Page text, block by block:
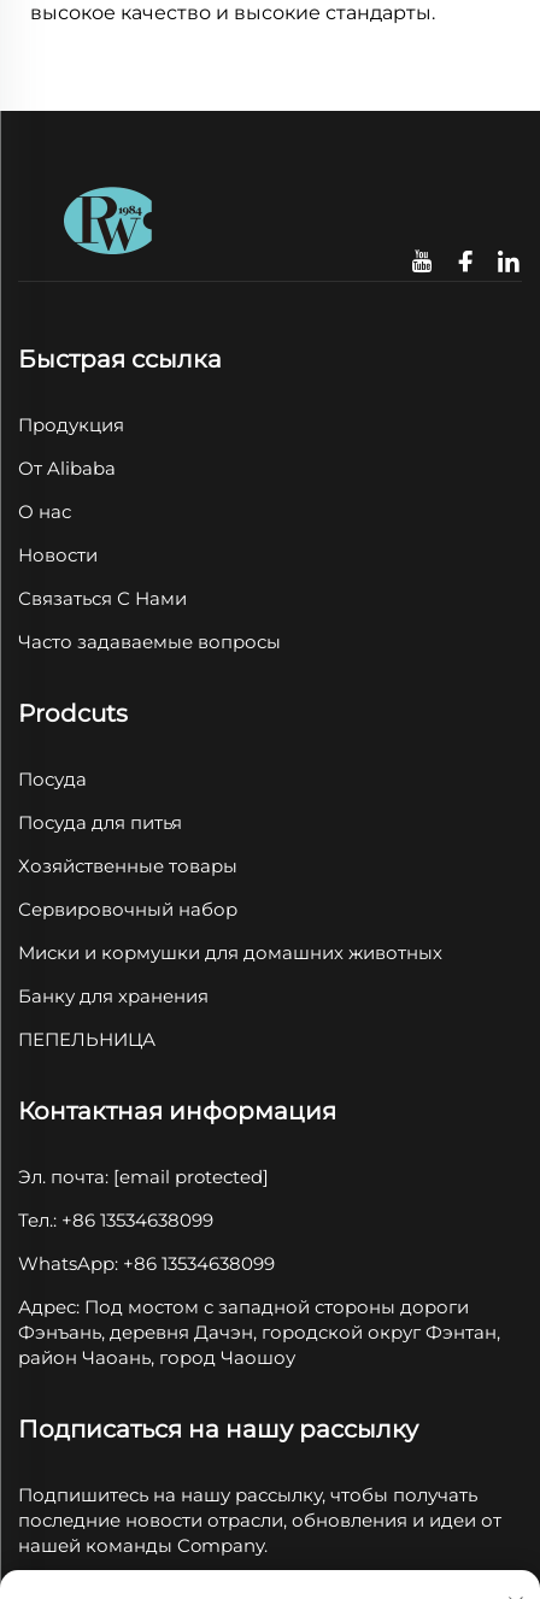
высокое качество и высокие стандарты.
Быстрая ссылка
Продукция
От Alibaba
О нас
Новости
Связаться С Нами
Часто задаваемые вопросы
Prodcuts
Посуда
Посуда для питья
Хозяйственные товары
Сервировочный набор
Миски и кормушки для домашних животных
Банку для хранения
ПЕПЕЛЬНИЦА
Контактная информация
Эл. почта: [email protected]
Тел.: +86 13534638099
WhatsApp: +86 13534638099
Адрес: Под мостом с западной стороны дороги
Фэнъань, деревня Дачэн, городской округ Фэнтан,
район Чаоань, город Чаошоу
Подписаться на нашу рассылку
Подпишитесь на нашу рассылку, чтобы получать
последние новости отрасли, обновления и идеи от
нашей команды Company.